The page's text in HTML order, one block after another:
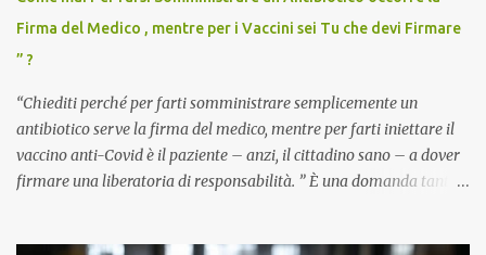
Firma del Medico , mentre per i Vaccini sei Tu che devi Firmare
” ?
“Chiediti perché per farti somministrare semplicemente un
antibiotico serve la firma del medico, mentre per farti iniettare il
vaccino anti-Covid è il paziente – anzi, il cittadino sano – a dover
firmare una liberatoria di responsabilità. ” È una domanda tanto